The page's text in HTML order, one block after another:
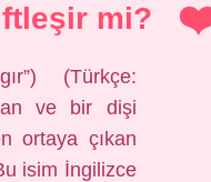
mi?
(Türkçe:
ve bir dişi
ortaya çıkan
isim İngilizce